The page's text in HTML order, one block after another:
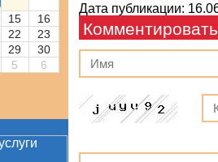
15
16
22
23
29
30
5 6
Дата публикации:
Комментировать